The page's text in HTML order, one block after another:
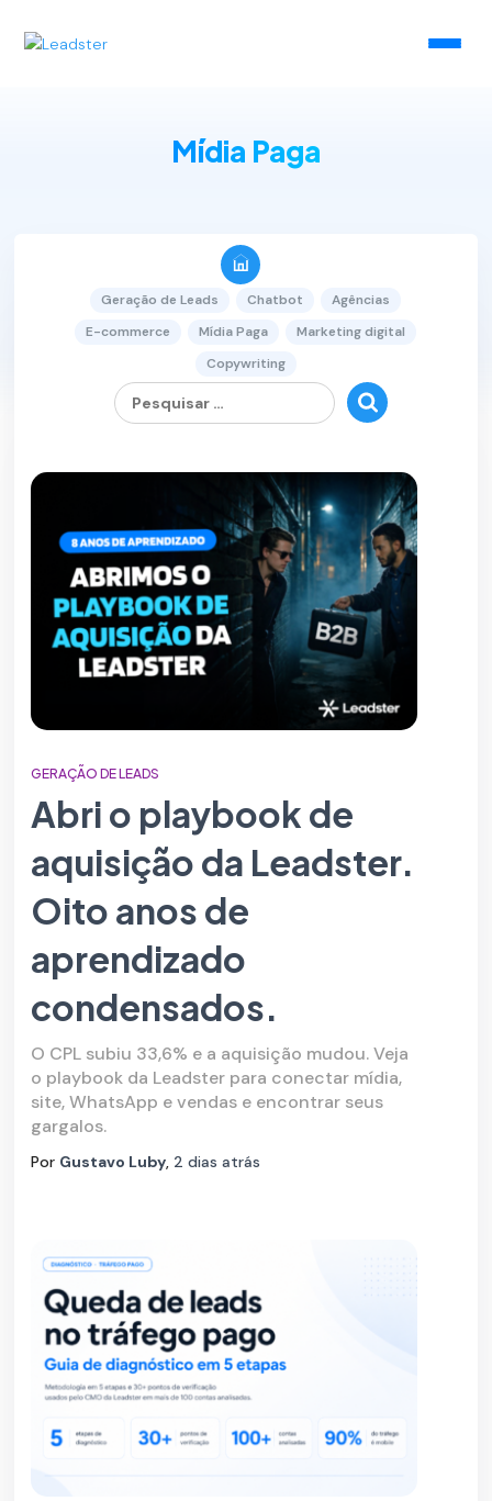
Mídia Paga
Geração de Leads Chatbot
Agências
E-commerce
Mídia Paga
Marketing digital
Copywriting
Pesquisar
por:
GERAÇÃO DE LEADS
Abri o playbook de
aquisição da Leadster.
Oito anos de
aprendizado
condensados.
O CPL subiu 33,6% e a aquisição mudou. Veja
o playbook da Leadster para conectar mídia,
site, WhatsApp e vendas e encontrar seus
gargalos.
Por Gustavo Luby, 2 dias atrás